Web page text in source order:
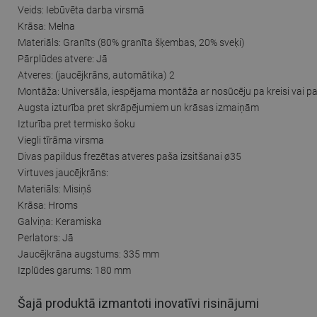
Veids: Iebūvēta darba virsmā
Krāsa: Melna
Materiāls: Granīts (80% granīta šķembas, 20% sveķi)
Pārplūdes atvere: Jā
Atveres: (jaucējkrāns, automātika) 2
Montāža: Universāla, iespējama montāža ar nosūcēju pa kreisi vai
Augsta izturība pret skrāpējumiem un krāsas izmaiņām
Izturība pret termisko šoku
Viegli tīrāma virsma
Divas papildus frezētas atveres paša izsitšanai ø35
Virtuves jaucējkrāns:
Materiāls: Misiņš
Krāsa: Hroms
Galviņa: Keramiska
Perlators: Jā
Jaucējkrāna augstums: 335 mm
Izplūdes garums: 180 mm
Šajā produktā izmantoti inovatīvi risinājumi